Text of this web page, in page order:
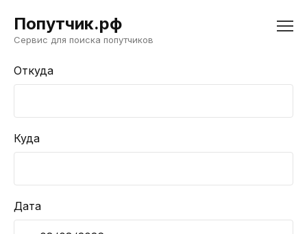
Попутчик.рф
Сервис для поиска попутчиков
Откуда
Куда
Дата